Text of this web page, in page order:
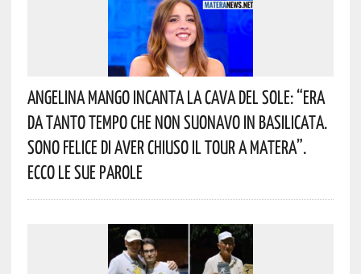
Angelina Mango Incanta La Cava Del Sole: “era
Da Tanto Tempo Che Non Suonavo In Basilicata.
Sono Felice Di Aver Chiuso Il Tour A Matera”.
Ecco Le Sue Parole